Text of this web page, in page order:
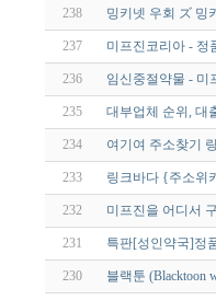
238 밍키넷 우회 ズ 밍
237 미프진코리아 - 정
236 임신중절약물 - 미
235 대부업체 순위, 대
234 여기여 주소찾기
233 링크바다 {주소위
232 미프진을 어디서
231 특판[성인약국]정
230 블랙툰 (Blacktoon